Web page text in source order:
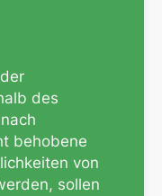
des
behobene
von
sollen